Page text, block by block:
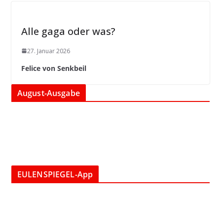
Alle gaga oder was?
27. Januar 2026
Felice von Senkbeil
August-Ausgabe
EULENSPIEGEL-App